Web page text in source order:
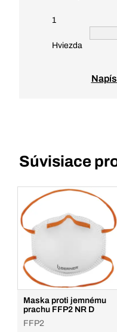
1
Hviezda
Súvisiace
Maska proti jemnému
prachu FFP2 NR D
FFP2